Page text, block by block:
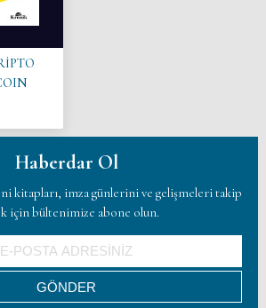
Haberdar Ol
kitapları, imza günlerini ve gelişmeleri takip
için bültenimize abone olun.